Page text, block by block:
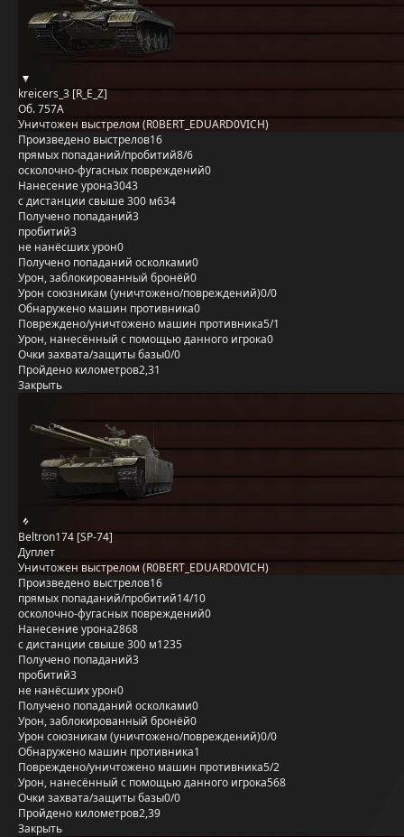
kreicers_3 [R_E_Z]
Об. 757А
Уничтожен выстрелом (R0BERT_EDUARD0VICH)
Произведено выстрелов16
прямых попаданий/пробитий8/6
осколочно-фугасных повреждений0
Нанесение урона3043
с дистанции свыше 300 м634
Получено попаданий3
пробитий3
не нанёсших урон0
Получено попаданий осколками0
Урон, заблокированный бронёй0
Урон союзникам (уничтожено/повреждений)0/0
Обнаружено машин противника0
Повреждено/уничтожено машин противника5/1
Урон, нанесённый с помощью данного игрока0
Очки захвата/защиты базы0/0
Пройдено километров2,31
Закрыть
Beltron174 [SP-74]
Дуплет
Уничтожен выстрелом (R0BERT_EDUARD0VICH)
Произведено выстрелов16
прямых попаданий/пробитий14/10
осколочно-фугасных повреждений0
Нанесение урона2868
с дистанции свыше 300 м1235
Получено попаданий3
пробитий3
не нанёсших урон0
Получено попаданий осколками0
Урон, заблокированный бронёй0
Урон союзникам (уничтожено/повреждений)0/0
Обнаружено машин противника1
Повреждено/уничтожено машин противника5/2
Урон, нанесённый с помощью данного игрока568
Очки захвата/защиты базы0/0
Пройдено километров2,39
Закрыть